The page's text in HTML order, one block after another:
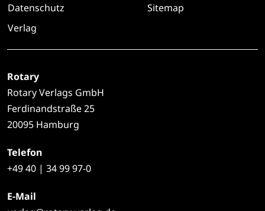
Datenschutz
Sitemap
Verlag
Rotary
Rotary Verlags GmbH
Ferdinandstraße 25
20095 Hamburg
Telefon
+4940 | 34 99 97-0
E-Mail